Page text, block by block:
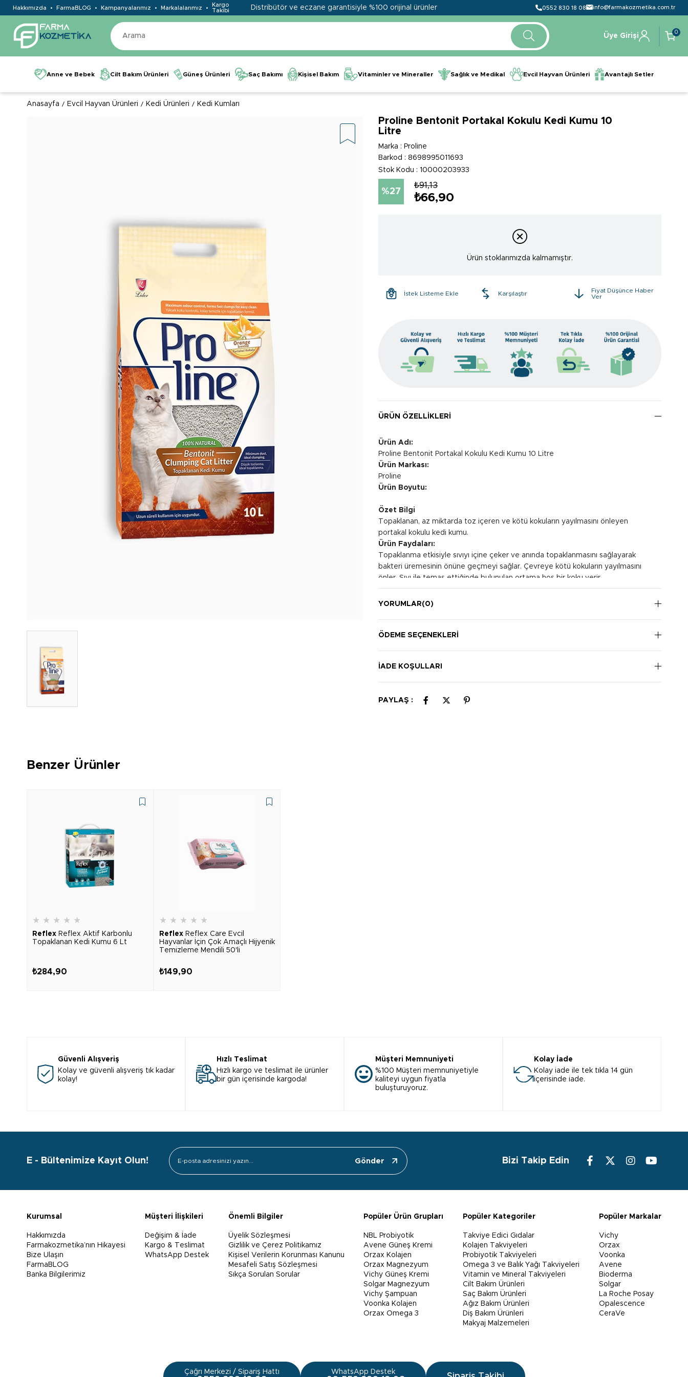
Hakkımızda FarmaBLOG Kampanyalarımız Markalalarımız
Kargo
Takibi
Distribütör ve eczane garantisiyle %100 orijinal ürünler 0552 830 18 08 info@farmakozmetika.com.tr
Üye Girişi
0
Anne ve Bebek Cilt Bakım Ürünleri Güneş Ürünleri Saç Bakımı Kişisel Bakım Vitaminler ve Mineraller Sağlık ve Medikal Evcil Hayvan Ürünleri Avantajlı Setler
Anasayfa Evcil Hayvan Ürünleri Kedi Ürünleri Kedi Kumları
Proline Bentonit Portakal Kokulu Kedi Kumu 10
Litre
Marka : Proline
Barkod : 8698995011693
Stok Kodu
10000203933
27
₺91,13
₺66,90
Ürün stoklarımızda kalmamıştır.
İstek Listeme Ekle Karşılaştır
Fiyat Düşünce Haber
Ver
ÜRÜN ÖZELLIKLERI
Ürün Adı:
Proline Bentonit Portakal Kokulu Kedi Kumu 10 Litre
Ürün Markası:
Proline
Ürün Boyutu:
Özet Bilgi
Topaklanan, az miktarda toz içeren ve kötü kokuların yayılmasını önleyen
portakal kokulu kedi kumu.
Ürün Faydaları:
Topaklanma etkisiyle sıvıyı içine çeker ve anında topaklanmasını sağlayarak
bakteri üremesinin önüne geçmeyi sağlar. Çevreye kötü kokuların yayılmasını
önler. Sıvı ile temas ettiğinde bulunulan ortama hoş bir koku verir.
Kullanım Şekli:
Kedinin tuvalet kabını yaklaşık 7 cm yüksekliğe ulaşana kadar kedi kumu ile
YORUMLAR(0)
ÖDEME SEÇENEKLERI
İADE KOŞULLARI
PAYLAŞ :
Benzer Ürünler
★ ★ ★ ★ ★
Reflex Reflex Aktif Karbonlu
Topaklanan Kedi Kumu 6 Lt
₺284,90
★ ★ ★ ★ ★
Reflex Reflex Care Evcil
Hayvanlar İçin Çok Amaçlı Hijyenik
Temizleme Mendili 50'li
₺149,90
Güvenli Alışveriş
Kolay ve güvenli alışveriş tık kadar
kolay!
Hızlı Teslimat
Hızlı kargo ve teslimat ile ürünler
bir gün içerisinde kargoda!
Müşteri Memnuniyeti
%100 Müşteri memnuniyetiyle
kaliteyi uygun fiyatla
buluşturuyoruz.
Kolay İade
Kolay iade ile tek tıkla 14 gün
içerisinde iade.
E - Bültenimize Kayıt Olun! Gönder Bizi Takip Edin
Kurumsal
Hakkımızda
Farmakozmetika’nın Hikayesi
Bize Ulaşın
FarmaBLOG
Banka Bilgilerimiz
Müşteri İlişkileri
Değişim & İade
Kargo & Teslimat
WhatsApp Destek
Önemli Bilgiler
Üyelik Sözleşmesi
Gizlilik ve Çerez Politikamız
Kişisel Verilerin Korunması Kanunu
Mesafeli Satış Sözleşmesi
Sıkça Sorulan Sorular
Popüler Ürün Grupları
NBL Probiyotik
Avene Güneş Kremi
Orzax Kolajen
Orzax Magnezyum
Vichy Güneş Kremi
Solgar Magnezyum
Vichy Şampuan
Voonka Kolajen
Orzax Omega 3
Popüler Kategoriler
Takviye Edici Gıdalar
Kolajen Takviyeleri
Probiyotik Takviyeleri
Omega 3 ve Balık Yağı Takviyeleri
Vitamin ve Mineral Takviyeleri
Cilt Bakım Ürünleri
Saç Bakım Ürünleri
Ağız Bakım Ürünleri
Diş Bakım Ürünleri
Makyaj Malzemeleri
Popüler Markalar
Vichy
Orzax
Voonka
Avene
Bioderma
Solgar
La Roche Posay
Opalescence
CeraVe
Çağrı Merkezi / Sipariş Hattı WhatsApp Destek